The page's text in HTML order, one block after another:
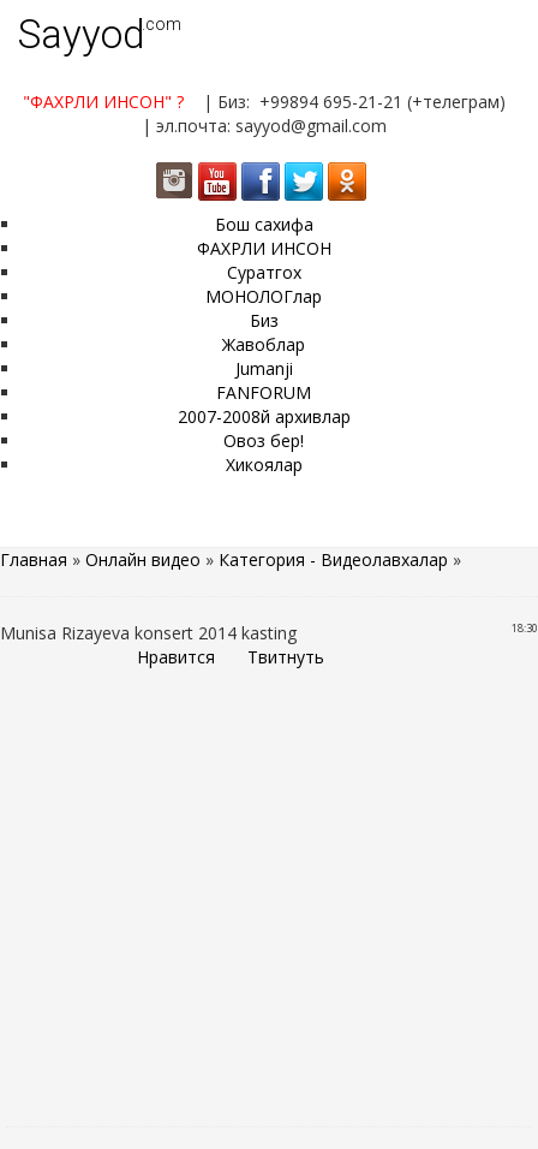
Sayyod.com
"ФАХРЛИ ИНСОН" ?
| Биз: +99894 695-21-21 (+телеграм)
| эл.почта: sayyod@gmail.com
Бош сахифа
ФАХРЛИ ИНСОН
Суратгох
МОНОЛОГлар
Биз
Жавоблар
Jumanji
FANFORUM
2007-2008й архивлар
Овоз бер!
Хикоялар
Главная » Онлайн видео » Категория - Видеолавхалар »
18:30
Munisa Rizayeva konsert 2014 kasting
Нравится
Твитнуть